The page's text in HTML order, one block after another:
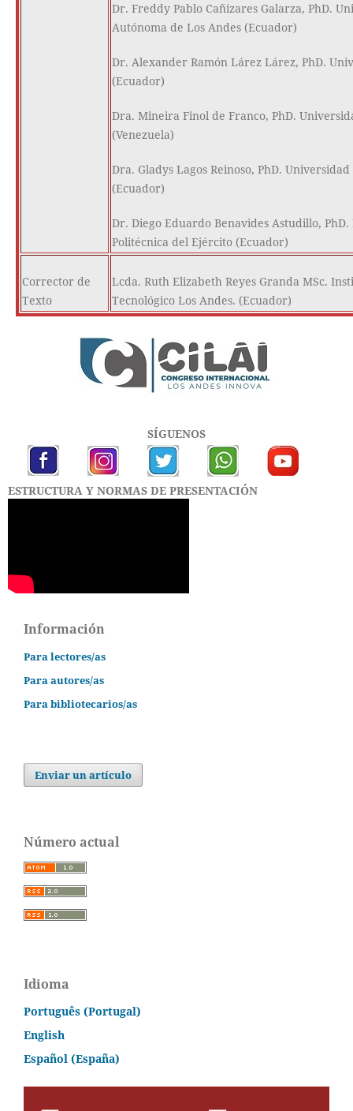
Dr. Freddy Pablo Cañizares Galarza, PhD.
Autónoma de Los Andes (Ecuador)
Dr. Alexander Ramón Lárez Lárez, PhD.
(Ecuador)
Dra. Mineira Finol de Franco, PhD.
(Venezuela)
Dra. Gladys Lagos Reinoso, PhD.
(Ecuador)
Dr. Diego Eduardo Benavides Astudillo,
Politécnica del Ejército (Ecuador)
Corrector de
Texto
Lcda. Ruth Elizabeth Reyes Granda MSc.
Tecnológico Los Andes. (Ecuador)
SÍGUENOS
ESTRUCTURA Y NORMAS DE PRESENTACIÓN
Información
Para lectores/as
Para autores/as
Para bibliotecarios/as
Enviar un artículo
Número actual
Idioma
Português (Portugal)
English
Español (España)